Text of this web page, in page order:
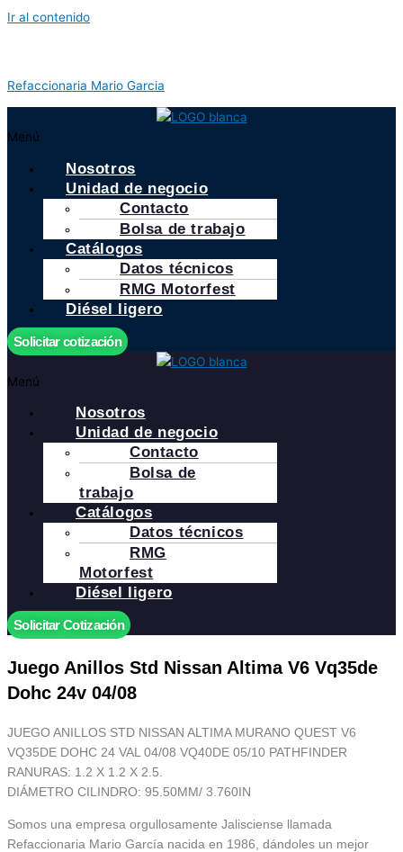
Ir al contenido
Refaccionaria Mario Garcia
Menú
Nosotros
Unidad de negocio
Contacto
Bolsa de trabajo
Catálogos
Datos técnicos
RMG Motorfest
Diésel ligero
Solicitar cotización
Menú
Nosotros
Unidad de negocio
Contacto
Bolsa de
trabajo
Catálogos
Datos técnicos
RMG
Motorfest
Diésel ligero
Solicitar Cotización
Juego Anillos Std Nissan Altima V6 Vq35de
Dohc 24v 04/08
JUEGO ANILLOS STD NISSAN ALTIMA MURANO QUEST V6
VQ35DE DOHC 24 VAL 04/08 VQ40DE 05/10 PATHFINDER
RANURAS: 1.2 X 1.2 X 2.5.
DIÁMETRO CILINDRO: 95.50MM/ 3.760IN
Somos una empresa orgullosamente Jalisciense llamada
Refaccionaria Mario García nacida en 1986, dándoles un mejor